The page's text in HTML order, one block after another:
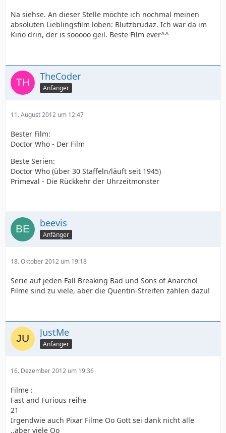
Na siehse. An dieser Stelle möchte ich nochmal meinen
absoluten Lieblingsfilm loben: Blutzbrüdaz. Ich war da im
Kino drin, der is sooooo geil. Beste Film ever^^
TheCoder
Anfänger
11. August 2012 um 12:47
Bester Film:
Doctor Who - Der Film
Beste Serien:
Doctor Who (über 30 Staffeln/läuft seit 1945)
Primeval - Die Rückkehr der Uhrzeitmonster
beevis
Anfänger
18. Oktober 2012 um 19:18
Serie auf jeden Fall Breaking Bad und Sons of Anarcho!
Filme sind zu viele, aber die Quentin-Streifen zählen dazu!
JustMe
Anfänger
16. Dezember 2012 um 19:36
Filme :
Fast and Furious reihe
21
Irgendwie auch Pixar Filme Oo Gott sei dank nicht alle
..aber viele Oo